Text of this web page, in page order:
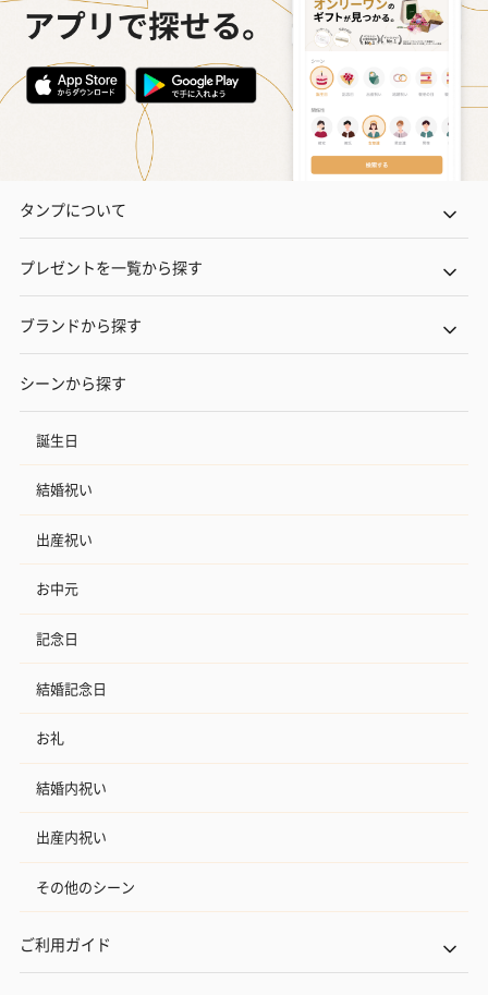
タンプについて
プレゼントを一覧から探す
ブランドから探す
シーンから探す
誕生日
結婚祝い
出産祝い
お中元
記念日
結婚記念日
お礼
結婚内祝い
出産内祝い
その他のシーン
ご利用ガイド